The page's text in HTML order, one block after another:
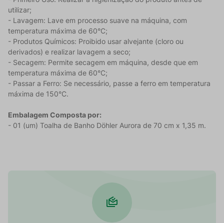
utilizar;
- Lavagem: Lave em processo suave na máquina, com
temperatura máxima de 60°C;
- Produtos Químicos: Proibido usar alvejante (cloro ou
derivados) e realizar lavagem a seco;
- Secagem: Permite secagem em máquina, desde que em
temperatura máxima de 60°C;
- Passar a Ferro: Se necessário, passe a ferro em temperatura
máxima de 150°C.
Embalagem Composta por:
- 01 (um) Toalha de Banho Döhler Aurora de 70 cm x 1,35 m.